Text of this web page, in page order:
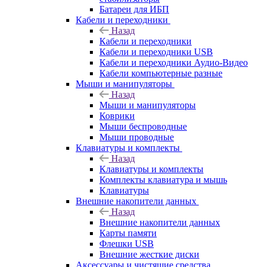
Батареи для ИБП
Кабели и переходники
Назад
Кабели и переходники
Кабели и переходники USB
Кабели и переходники Аудио-Видео
Кабели компьютерные разные
Мыши и манипуляторы
Назад
Мыши и манипуляторы
Коврики
Мыши беспроводные
Мыши проводные
Клавиатуры и комплекты
Назад
Клавиатуры и комплекты
Комплекты клавиатура и мышь
Клавиатуры
Внешние накопители данных
Назад
Внешние накопители данных
Карты памяти
Флешки USB
Внешние жесткие диски
Аксессуары и чистящие средства